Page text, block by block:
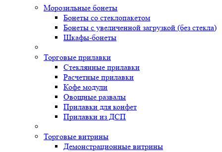
Морозильные бонеты
Бонеты со стеклопакетом
Бонеты с увеличенной загрузкой (без стекла)
Шкафы-бонеты
Торговые прилавки
Стеклянные прилавки
Расчетные прилавки
Кофе модули
Овощные развалы
Прилавки для конфет
Прилавки из ДСП
Торговые витрины
Демонстрационные витрины